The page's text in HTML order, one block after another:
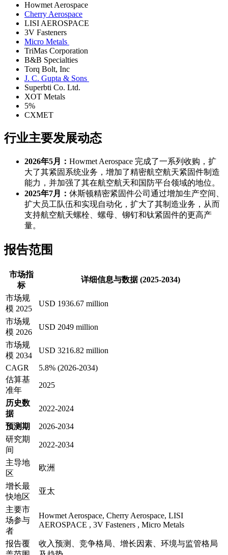
Howmet Aerospace
Cherry Aerospace
LISI AEROSPACE
3V Fasteners
Micro Metals
TriMas Corporation
B&B Specialties
Torq Bolt, Inc
J. C. Gupta & Sons
Superbti Co. Ltd.
XOT Metals
5%
CXMET
行业主要发展动态
2026年5月： Howmet Aerospace 完成了一系列收购，扩
大了其紧固系统业务，增加了精密航空航天紧固件制造
能力，并加强了其在航空航天和国防平台领域的地位。
2025年7月： 休斯顿精密紧固件公司通过增加生产空间、
扩大员工队伍和实现自动化，扩大了其制造业务，从而
支持航空航天螺栓、螺母、铆钉和钛紧固件的更高产
量。
报告范围
市场指
标
详细信息与数据 (2025-2034)
市场规
模 2025
USD 1936.67 million
市场规
模 2026
USD 2049 million
市场规
模 2034
USD 3216.82 million
CAGR
5.8% (2026-2034)
估算基
准年
2025
历史数
据
2022-2024
预测期
2026-2034
研究期
间
2022-2034
主导地
区
欧洲
增长最
快地区
亚太
主要市
场参与
者
Howmet Aerospace, Cherry Aerospace, LISI
AEROSPACE , 3V Fasteners , Micro Metals
报告覆
收入预测、竞争格局、增长因素、环境与监管格局